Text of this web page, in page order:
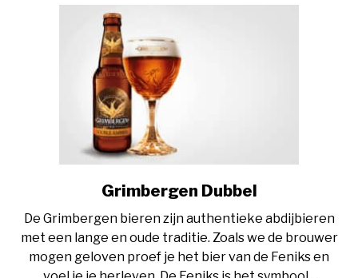
link
Grimbergen
Dubbel
Grimbergen Dubbel
De Grimbergen bieren zijn authentieke abdijbieren
met een lange en oude traditie. Zoals we de brouwer
mogen geloven proef je het bier van de Feniks en